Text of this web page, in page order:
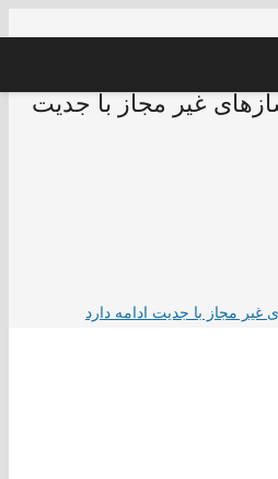
غیر مجاز با جدیت
مجاز با جدیت ادامه دارد